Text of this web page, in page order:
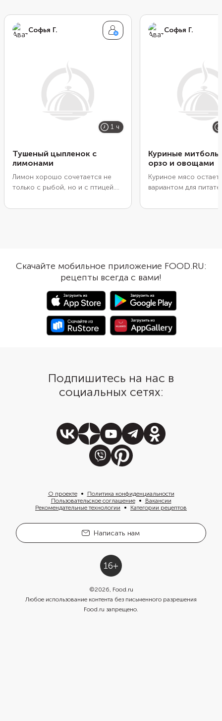
Софья Г.
1 ч
Тушеный цыпленок с
лимонами
Лимон хорошо сочетается не
только с рыбой, но и с птицей.
помогает мясу быстрее дойти
лимоны. У них приятная кислинка
с легким намеком на сладость.
Но если под рукой оказался
обычный лимон, разбавьте его
апельсином. Вкус блюда станет
мягче, а аромат — насыщеннее.
Софья Г.
Куриные митболы
орзо и овощами
Куриное мясо
вариантом для
содержанием белка и
митболы, добавив в
пряный соус песто с
деликатный лук-
итальянские травы.
пикантные митболы
только выложить на
пасты орзо с
Скачайте мобильное приложение FOOD.RU:
рецепты всегда с вами!
Подпишитесь на нас в
социальных сетях:
О проекте
Политика конфиденциальности
Пользовательское соглашение
Вакансии
Рекомендательные технологии
Категории рецептов
Написать нам
©2026, Food.ru
Любое использование контента без письменного разрешения
Food.ru запрещено.